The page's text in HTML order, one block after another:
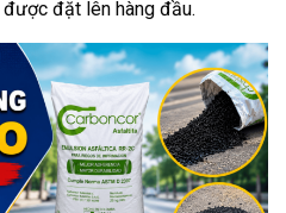
đặt lên hàng đầu.